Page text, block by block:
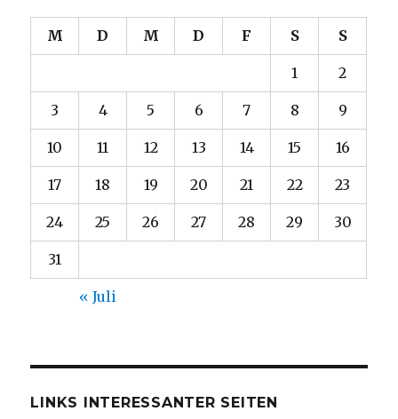
M D M D F S S
1 2
3 4 5 6 7 8 9
10 11 12 13 14 15 16
17 18 19 20 21 22 23
24 25 26 27 28 29 30
31
« Juli
LINKS INTERESSANTER SEITEN